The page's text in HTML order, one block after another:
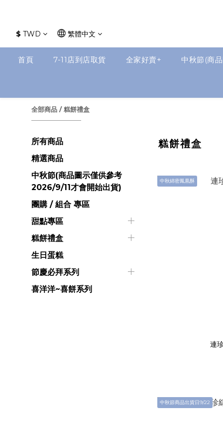
$ TWD 繁體中文
首頁 7-11店到店取貨 全家好賣+ 中秋節(商
全部商品 /糕餅禮盒
所有商品
精選商品
中秋節(商品圖示僅供參考
2026/9/11才會開始出貨)
團購 / 組合 專區
甜點專區
糕餅禮盒
生日蛋糕
節慶必拜系列
喜洋洋~喜餅系列
糕餅禮盒
中秋綿密鳳凰酥
連
中秋節商品出貨日9/22